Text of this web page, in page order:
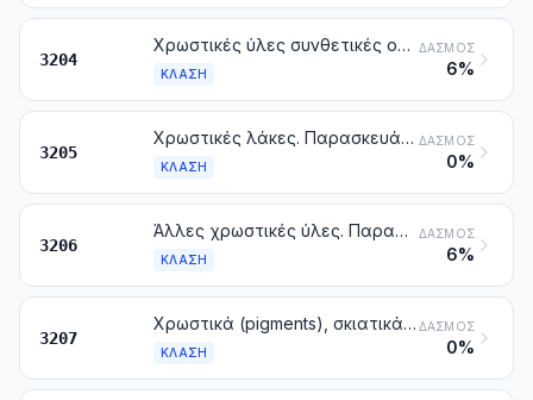
3204
Χρωστικές ύλες συνθετικές οργανικές, έστω και καθορισμένης χημικής σύστασης. Παρασκευάσματα που αναφέρονται στη σημείωση 3 του κεφαλαίου αυτού, με βάση συνθετικές οργανικές χρωστικές ύλες. Προϊόντα συνθετικά οργανικά των τύπων εκείνων που χρησιμοποιούνται ως παράγοντες τόνωσης του φθορισμού ή ως φωτοφόρα, έστω και καθορισμένης χημικής σύστασης
ΚΛΆΣΗ
ΔΑΣΜΌΣ
6%
3205
Χρωστικές λάκες. Παρασκευάσματα που αναφέρονται στη σημείωση 3 του κεφαλαίου αυτού, με βάση τις χρωστικές λάκες
ΚΛΆΣΗ
ΔΑΣΜΌΣ
0%
3206
Άλλες χρωστικές ύλες. Παρασκευάσματα που αναφέρονται στη σημείωση 3 του κεφαλαίου αυτού, άλλα από εκείνα των κλάσεων 3203, 3204 ή 3205. Προϊόντα ανόργανα των τύπων εκείνων που χρησιμοποιούνται ως φωτοφόρα, έστω και καθορισμένης χημικής σύστασης
ΚΛΆΣΗ
ΔΑΣΜΌΣ
6%
3207
Χρωστικά (pigments), σκιατικά και χρώματα, παρασκευασμένα, συνθέσεις που υαλοποιούνται, επιχρίσματα και επικαλύμματα κεραμευτικής, υγρά στιλβώματα και παρόμοια παρασκευάσματα, των τύπων που χρησιμοποιούνται για την κεραμευτική, τη σμάλτωση ή την υαλουργία. Γυαλί τριμμένο και άλλα γυαλιά, με μορφή σκόνης, λεπτών κόκκων, φυλλιδίων ή νιφάδων
ΚΛΆΣΗ
ΔΑΣΜΌΣ
0%